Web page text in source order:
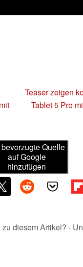
Teaser zeigen
Tablet 5 Pro
Quelle
auf Google
hinzufügen
diesem Artikel? -